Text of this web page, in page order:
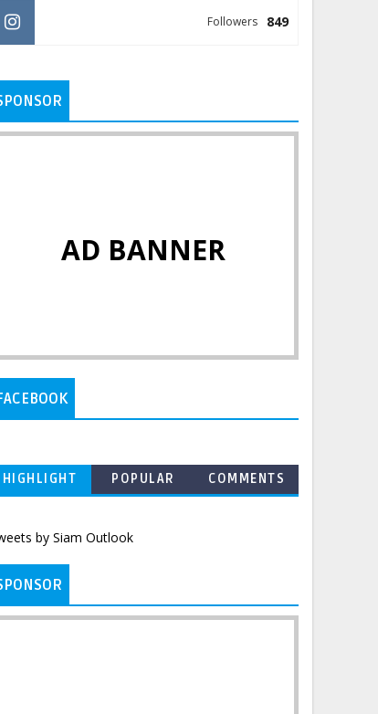
849
Followers
AD BANNER
HIGHLIGHT POPULAR COMMENTS
by Siam Outlook